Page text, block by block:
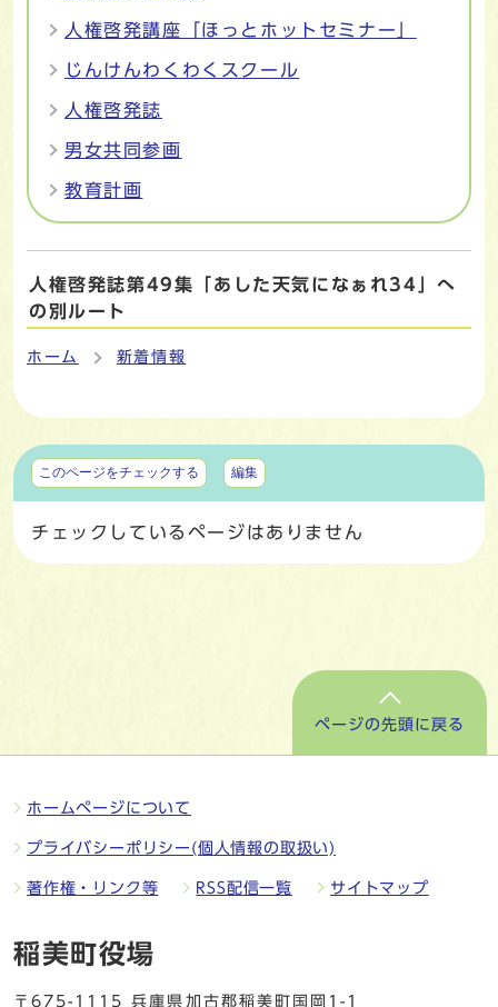
人権啓発講座「ほっとホットセミナー」
じんけんわくわくスクール
人権啓発誌
男女共同参画
教育計画
人権啓発誌第49集「あした天気になぁれ34」へ
の別ルート
ホーム 新着情報
マイページ
このページをチェックする 編集
チェックしているページはありません
ページの先頭に戻る
ホームページについて
プライバシーポリシー(個人情報の取扱い)
著作権・リンク等 RSS配信一覧 サイトマップ
稲美町役場
〒675-1115 兵庫県加古郡稲美町国岡1-1